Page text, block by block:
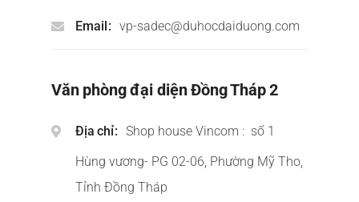
Email vp-sadec@duhocdaiduong.com
Văn phòng đại diện Đồng Tháp 2
Địa chỉ
Shop house Vincom : số 1
Hùng vương- PG 02-06, Phường Mỹ Tho,
Tỉnh Đồng Tháp